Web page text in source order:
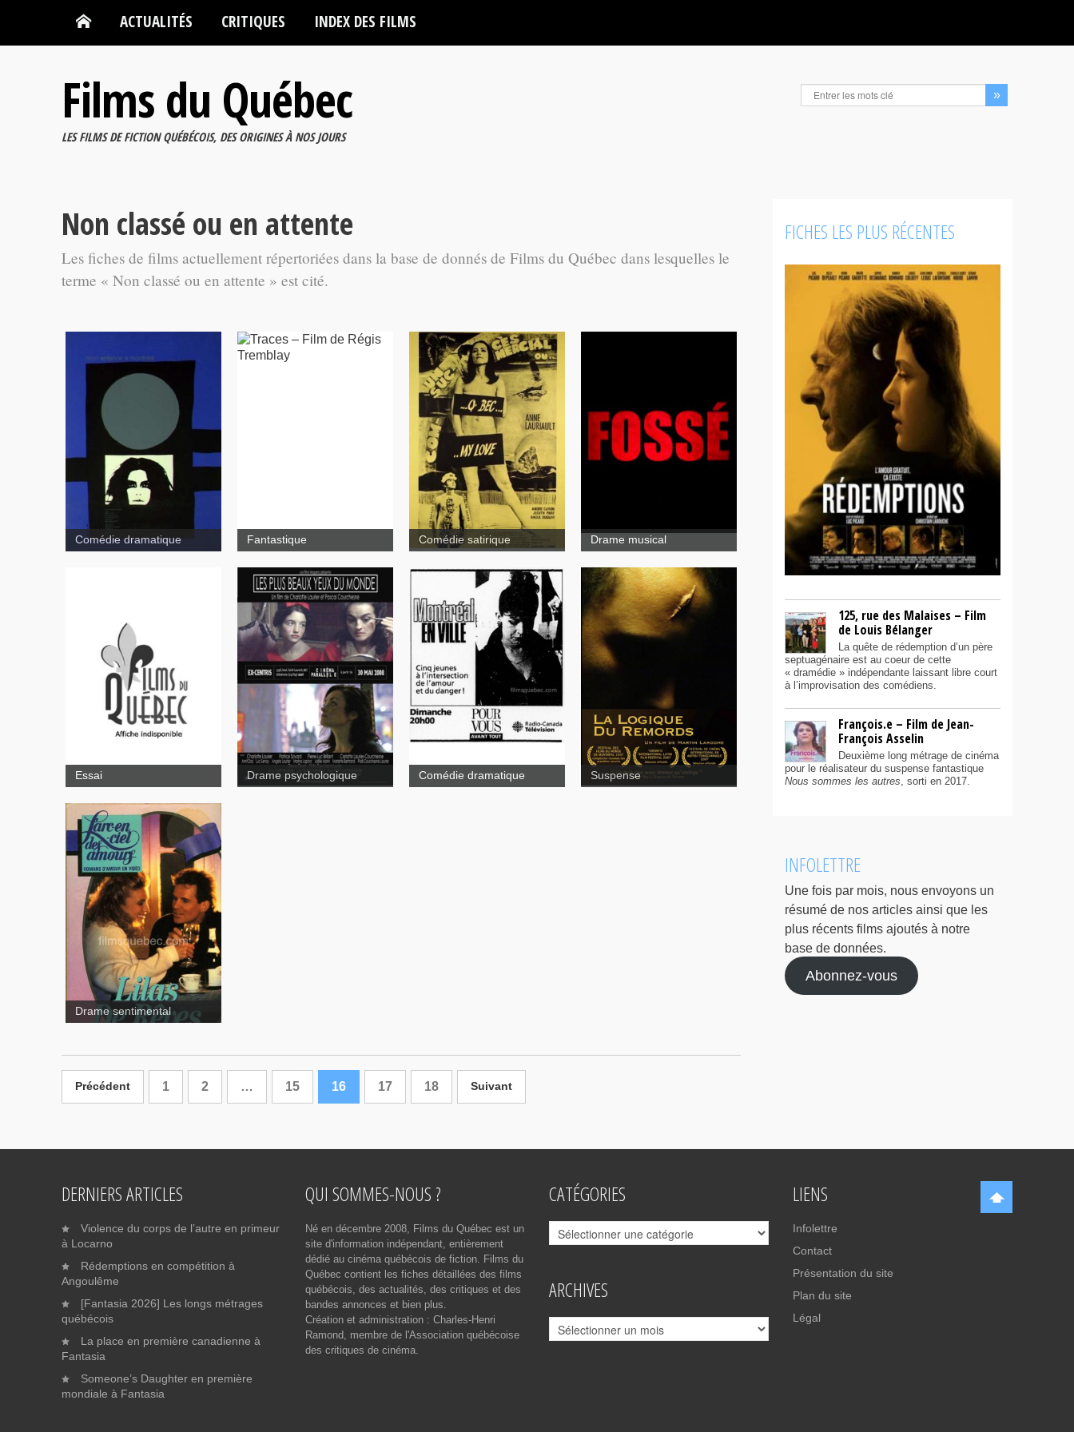
ACTUALITÉS CRITIQUES INDEX DES FILMS
Films du Québec
LES FILMS DE FICTION QUÉBÉCOIS, DES ORIGINES À NOS JOURS
Non classé ou en attente
Les fiches de films actuellement répertoriées dans la base de donnés de Films du Québec dans lesquelles le
terme « Non classé ou en attente » est cité.
Mon enfance à Montréal
Comédie dramatique Fantastique
Q-bec my love ou
Un succès commercial
Comédie satirique
Fossé
Drame musical
Essai
Bons débarras
Drame psychologique Comédie dramatique
La Logique du remords
Suspense
Lilas de rêves
Shades of
Love
Drame sentimental
Précédent 1 2 … 15 16 17 18 Suivant
FICHES LES PLUS RÉCENTES
125, rue des Malaises – Film
de Louis Bélanger
La quête de rédemption d’un père
septuagénaire est au coeur de cette
« dramédie » indépendante laissant libre court
à l’improvisation des comédiens.
François.e – Film de Jean-
François Asselin
Deuxième long métrage de cinéma
pour le réalisateur du suspense fantastique
Nous sommes les autres, sorti en 2017.
INFOLETTRE
Une fois par mois, nous envoyons un
résumé de nos articles ainsi que les
plus récents films ajoutés à notre
base de données.
Abonnez-vous
DERNIERS ARTICLES
Violence du corps de l’autre en primeur
à Locarno
Rédemptions en compétition à
Angoulême
[Fantasia 2026] Les longs métrages
québécois
La place en première canadienne à
Fantasia
Someone’s Daughter en première
mondiale à Fantasia
QUI SOMMES-NOUS ?
Né en décembre 2008, Films du Québec est un
site d'information indépendant, entièrement
dédié au cinéma québécois de fiction. Films du
Québec contient les fiches détaillées des films
québécois, des actualités, des critiques et des
bandes annonces et bien plus.
Création et administration : Charles-Henri
Ramond, membre de l'Association québécoise
des critiques de cinéma.
CATÉGORIES
Catégories
ARCHIVES
Archives
LIENS
Infolettre
Contact
Présentation du site
Plan du site
Légal